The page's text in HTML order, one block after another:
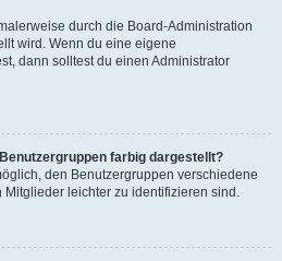
durch die Board-Administration
wird. Wenn du eine eigene
dann solltest du einen Administrator
farbig dargestellt?
den Benutzergruppen verschiedene
Mitglieder leichter zu identifizieren sind.